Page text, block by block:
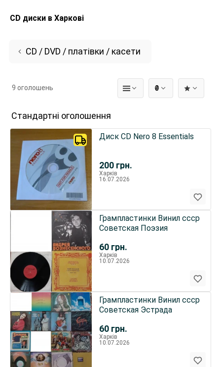
СD диски в Харкові
CD / DVD / платівки / касети
₴
9 оголошень
Стандартні оголошення
200 грн.
Диск CD Nero 8 Essentials
Харків
16.07.2026
60 грн.
Грампластинки Винил ссср
Советская Поэзия
Харків
10.07.2026
60 грн.
Грампластинки Винил ссср
Советская Эстрада
Харків
10.07.2026